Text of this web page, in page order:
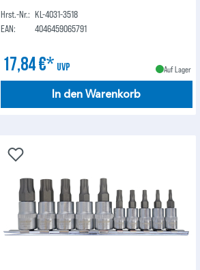
Hrst.-Nr.: KL-4031-3518
EAN:
4046459065791
17,84 €* UVP Auf Lager
In den Warenkorb